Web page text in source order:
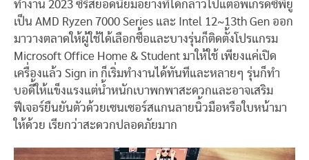
ทำงาน 2023 ซีรี่ส์ยอดนิยมอย่างที่ได้กล่าวไปแต่อัพเกรดซีพียู
เป็น AMD Ryzen 7000 Series และ Intel 12~13th Gen ออก
มาวางตลาดให้ผู้ใช้ได้เลือกซื้อและบางรุ่นก็ติดตั้งโปรแกรม
Microsoft Office Home & Student มาให้ใช้ เพียงแค่เปิด
เครื่องแล้ว Sign in ก็เริ่มทำงานได้ทันทีและหลายๆ รุ่นก็ทำ
บอดี้ให้แข็งแรงแต่น้ำหนักเบาพกพาสะดวกและอาจเสริม
ฟีเจอร์ยืนยันตัวด้วยเซนเซอร์สแกนลายนิ้วมือหรือใบหน้ามา
ให้ด้วย เรียกว่าสะดวกปลอดภัยมาก